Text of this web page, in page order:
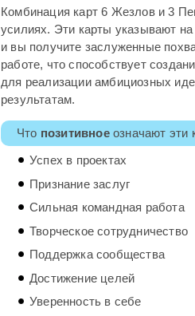
Комбинация карт 6 Жезлов и 3
усилиях. Эти карты указывают
и вы получите заслуженные
работе, что способствует
для реализации амбициозных
результатам.
Что позитивноеозначают эти
Успех в проектах
Признание заслуг
Сильная командная работа
Творческое сотрудничество
Поддержка сообщества
Достижение целей
Уверенность в себе